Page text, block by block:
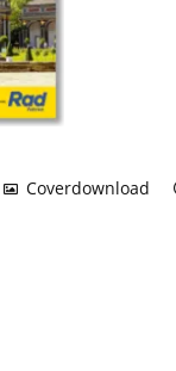
Coverdownload